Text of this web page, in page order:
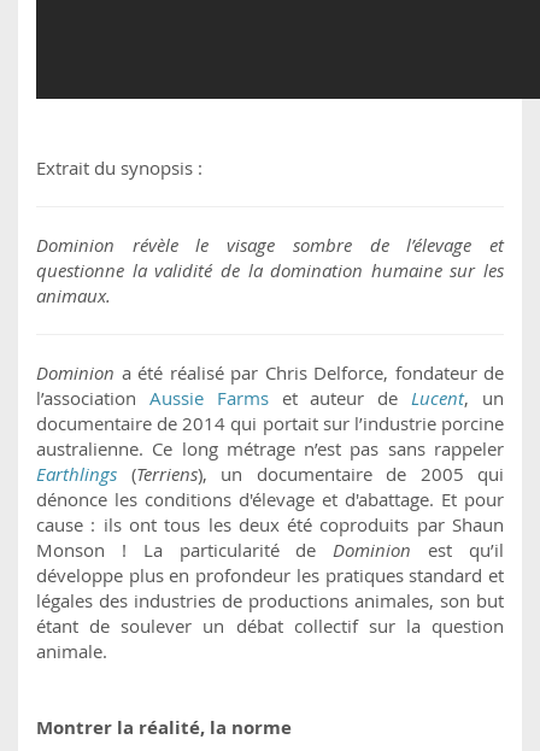
Extrait du synopsis :
Dominion révèle le visage sombre de l’élevage et
questionne la validité de la domination humaine sur les
animaux.
Dominion a été réalisé par Chris Delforce, fondateur de
l’association Aussie Farmset auteur de Lucent, un
documentaire de 2014 qui portait sur l’industrie porcine
australienne. Ce long métrage n’est pas sans rappeler
Earthlings (Terriens), un documentaire de 2005 qui
dénonce les conditions d'élevage et d'abattage. Et pour
cause : ils ont tous les deux été coproduits par Shaun
Monson ! La particularité de Dominion est qu’il
développe plus en profondeur les pratiques standard et
légales des industries de productions animales, son but
étant de soulever un débat collectif sur la question
animale.
Montrer la réalité, la norme